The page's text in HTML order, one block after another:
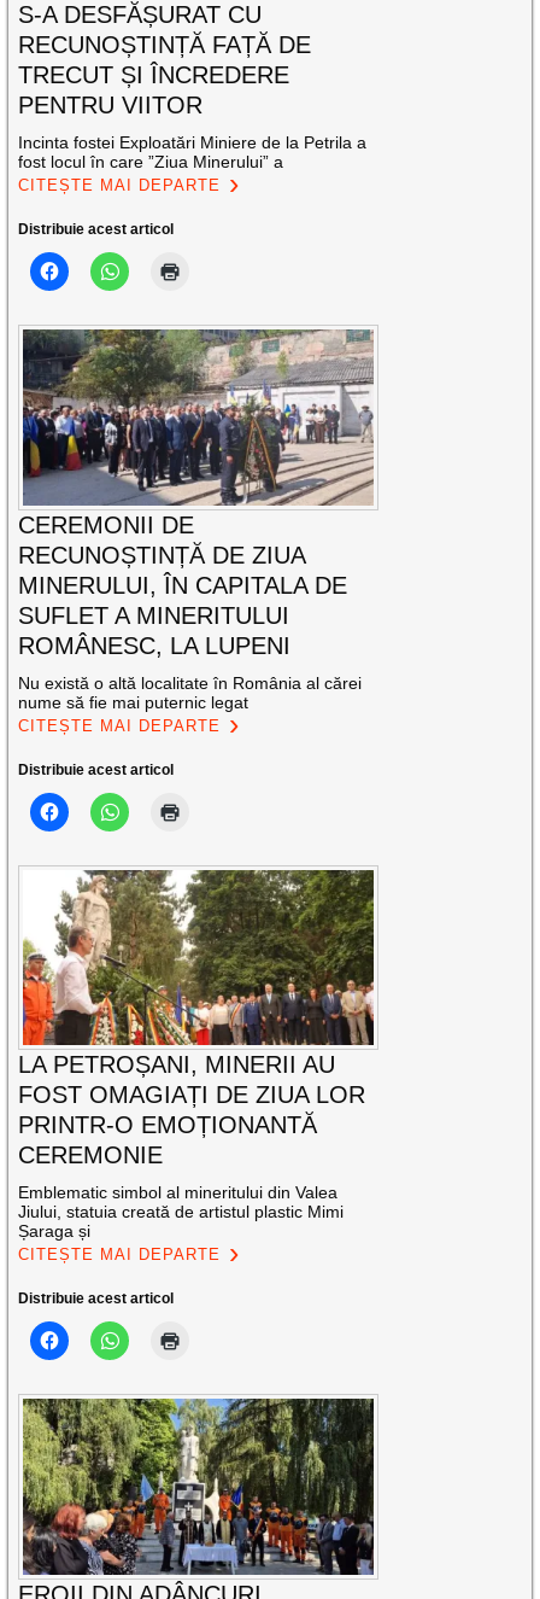
S-A DESFĂȘURAT CU
RECUNOȘTINȚĂ FAȚĂ DE
TRECUT ȘI ÎNCREDERE
PENTRU VIITOR
Incinta fostei Exploatări Miniere de la Petrila a
fost locul în care ”Ziua Minerului” a
CITEȘTE MAI DEPARTE
Distribuie acest articol
CEREMONII DE
RECUNOȘTINȚĂ DE ZIUA
MINERULUI, ÎN CAPITALA DE
SUFLET A MINERITULUI
ROMÂNESC, LA LUPENI
Nu există o altă localitate în România al cărei
nume să fie mai puternic legat
CITEȘTE MAI DEPARTE
Distribuie acest articol
LA PETROȘANI, MINERII AU
FOST OMAGIAȚI DE ZIUA LOR
PRINTR-O EMOȚIONANTĂ
CEREMONIE
Emblematic simbol al mineritului din Valea
Jiului, statuia creată de artistul plastic Mimi
Șaraga și
CITEȘTE MAI DEPARTE
Distribuie acest articol
EROII DIN ADÂNCURI